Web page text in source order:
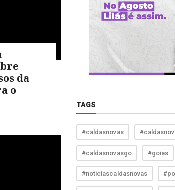
da
o
TAGS
#caldasnovas
#caldasnovasgo #goias
#noticiascaldasnovas